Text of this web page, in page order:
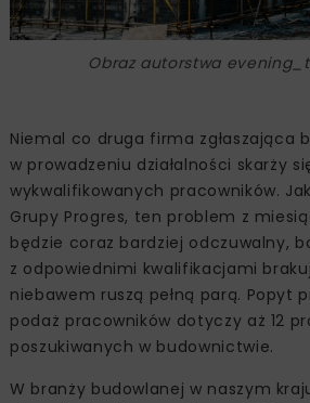
Obraz autorstwa
Niemal co druga firma zgłaszająca
w prowadzeniu działalności skarży
wykwalifikowanych pracowników.
Grupy Progres, ten problem z
będzie coraz bardziej odczuwalny,
z odpowiednimi kwalifikacjami
niebawem ruszą pełną parą. Popyt
podaż pracowników dotyczy aż 12
poszukiwanych w budownictwie.
W branży budowlanej w naszym